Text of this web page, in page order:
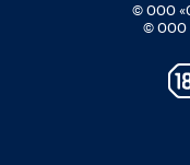
© ООО
© ООО